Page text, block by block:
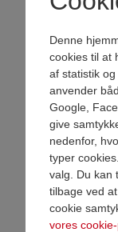
markere
indsats,
enestående
værdifulde
der
indsats er
at mindes.
Denne
cookies til at
af statistik
anvender
Google,
give
nedenfor,
typer
valg. Du kan
tilbage ved
cookie
vores